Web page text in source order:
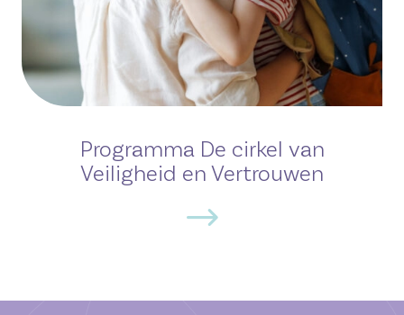
Programma De cirkel van
Veiligheid en Vertrouwen